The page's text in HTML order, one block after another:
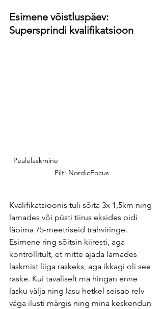
Esimene võistluspäev:
Supersprindi kvalifikatsioon
Pealelaskmine
Pilt: NordicFocus
Kvalifikatsioonis tuli sõita 3x 1,5km ning
lamades või püsti tiirus eksides pidi
läbima 75-meetriseid trahviringe.
Esimene ring sõitsin kiiresti, aga
kontrollitult, et mitte ajada lamades
laskmist liiga raskeks, aga ikkagi oli see
raske. Kui tavaliselt ma hingan enne
lasku välja ning lasu hetkel seisab relv
väga ilusti märgis ning mina keskendun